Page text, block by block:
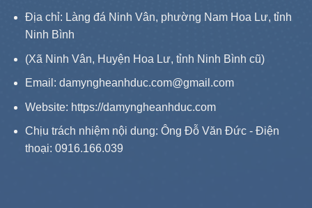
Địa chỉ: Làng đá Ninh Vân, phường Nam Hoa Lư, tỉnh
Ninh Bình
(Xã Ninh Vân, Huyện Hoa Lư, tỉnh Ninh Bình cũ)
Email: damyngheanhduc.com@gmail.com
Website: https://damyngheanhduc.com
Chịu trách nhiệm nội dung: Ông Đỗ Văn Đức - Điện
thoại: 0916.166.039